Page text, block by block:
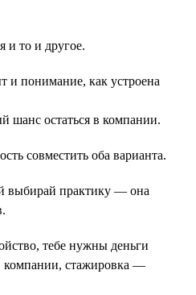
и то и другое.
и понимание, как устроена
шанс остаться в компании.
совместить оба варианта.
выбирай практику — она
тебе нужны деньги
компании, стажировка —